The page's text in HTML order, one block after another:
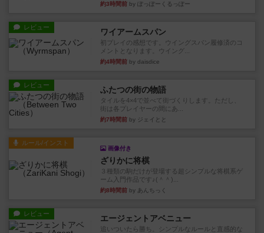
約3時間前 by ぽっぽーくるっぽー
レビュー ワイアームスパン
初プレイの感想です。ウイングスパン履修済のコ
メントとなります。ウイング...
約4時間前 by daisdice
レビュー ふたつの街の物語
タイルを4×4で並べて街づくりします。ただし、
街は各プレイヤーの間にあ...
約7時間前 by ジェイとと
ルール/インスト
画像付き
ざりかに将棋
３種類の駒だけが登場する超シンプルな将棋系ゲ
ーム入門作品です♪(＾＾)...
約8時間前 by あんちっく
レビュー エージェントアベニュー
追いついたら勝ち。シンプルなルールと直感的な